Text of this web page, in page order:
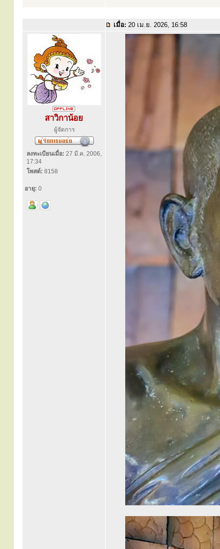
เมื่อ: 20 เม.ย. 2026, 16:58
สาวิกาน้อย
ผู้จัดการ
ลงทะเบียนเมื่อ: 27 มี.ค. 2006,
17:34
โพสต์: 8158
อายุ: 0